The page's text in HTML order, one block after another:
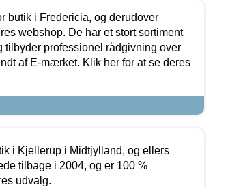
butik i Fredericia, og derudover
webshop. De har et stort sortiment
tilbyder professionel rådgivning over
af E-mærket. Klik her for at se deres
i Kjellerup i Midtjylland, og ellers
tilbage i 2004, og er 100 %
udvalg.